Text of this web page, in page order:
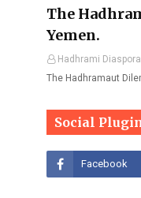
The
Yemen.
Hadhrami Diaspora
The Hadhramaut
Social